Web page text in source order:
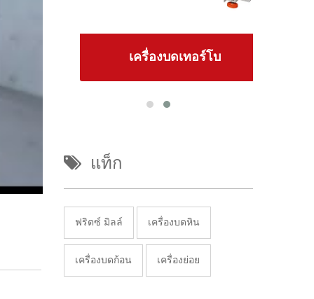
เครื่องบดเทอร์โบ
แท็ก
ฟริตซ์ มิลล์ เครื่องบดหิน
เครื่องบดก้อน เครื่องย่อย